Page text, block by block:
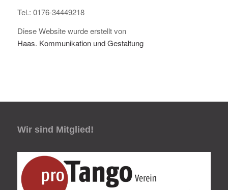
Tel.: 0176-34449218
Diese Website wurde erstellt von
Haas. Kommunikation und Gestaltung
Wir sind Mitglied!